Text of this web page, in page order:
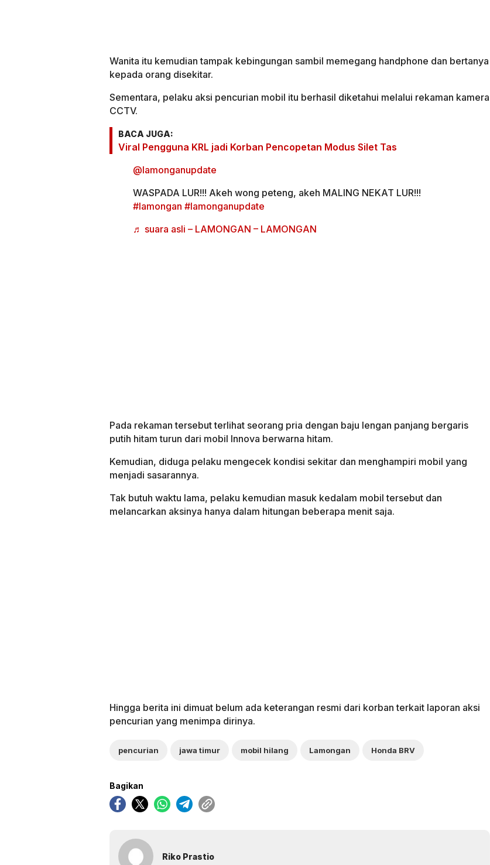
Wanita itu kemudian tampak kebingungan sambil memegang handphone dan bertanya
kepada orang disekitar.
Sementara, pelaku aksi pencurian mobil itu berhasil diketahui melalui rekaman kamera
CCTV.
BACA JUGA:
Viral Pengguna KRL jadi Korban Pencopetan Modus Silet Tas
@lamonganupdate
WASPADA LUR!!! Akeh wong peteng, akeh MALING NEKAT LUR!!!
#lamongan #lamonganupdate
♬ suara asli – LAMONGAN – LAMONGAN
Pada rekaman tersebut terlihat seorang pria dengan baju lengan panjang bergaris
putih hitam turun dari mobil Innova berwarna hitam.
Kemudian, diduga pelaku mengecek kondisi sekitar dan menghampiri mobil yang
menjadi sasarannya.
Tak butuh waktu lama, pelaku kemudian masuk kedalam mobil tersebut dan
melancarkan aksinya hanya dalam hitungan beberapa menit saja.
Hingga berita ini dimuat belum ada keterangan resmi dari korban terkait laporan aksi
pencurian yang menimpa dirinya.
pencurian jawa timur mobil hilang Lamongan Honda BRV
Bagikan
Riko Prastio